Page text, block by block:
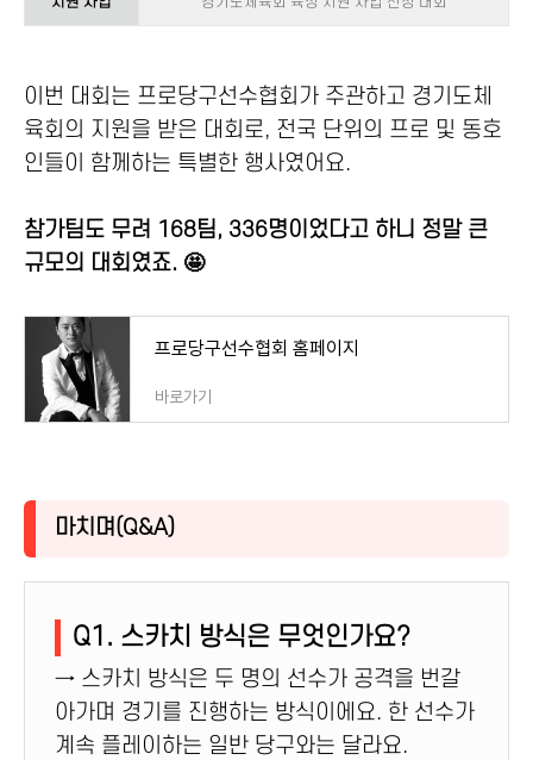
이번 대회는 프로당구선수협회가 주관하고 경기도체
육회의 지원을 받은 대회로, 전국 단위의 프로 및 동호
인들이 함께하는 특별한 행사였어요.
참가팀도 무려 168팀, 336명이었다고 하니 정말 큰
규모의 대회였죠. 🤩
프로당구선수협회 홈페이지
바로가기
마치며(Q&A)
Q1. 스카치 방식은 무엇인가요?
→ 스카치 방식은 두 명의 선수가 공격을 번갈
아가며 경기를 진행하는 방식이에요. 한 선수가
계속 플레이하는 일반 당구와는 달라요.